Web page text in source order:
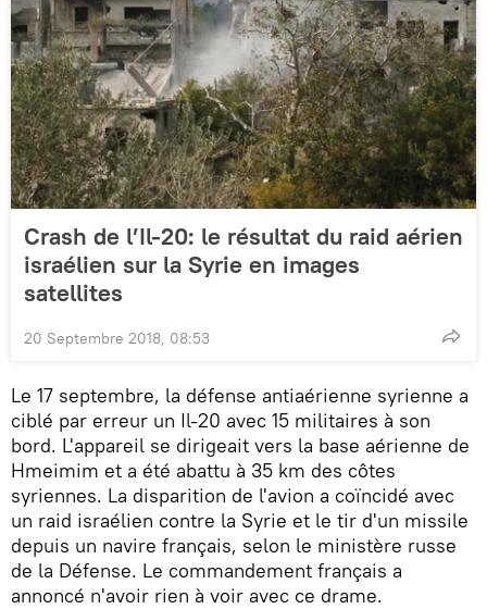
Crash de l’Il-20: le résultat du raid aérien
israélien sur la Syrie en images
satellites
20 Septembre 2018, 08:53
Le 17 septembre, la défense antiaérienne syrienne a
ciblé par erreur un Il-20 avec 15 militaires à son
bord. L'appareil se dirigeait vers la base aérienne de
Hmeimim et a été abattu à 35 km des côtes
syriennes. La disparition de l'avion a coïncidé avec
un raid israélien contre la Syrie et le tir d'un missile
depuis un navire français, selon le ministère russe
de la Défense. Le commandement français a
annoncé n'avoir rien à voir avec ce drame.